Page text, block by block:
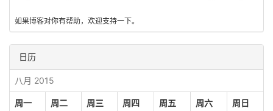
如果博客对你有帮助，欢迎支持一下。
日历
八月 2015
周一 周二 周三 周四 周五 周六 周日